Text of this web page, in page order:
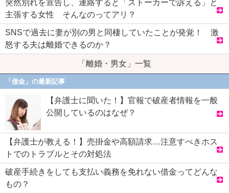
突然別れを宣告し、連絡すると「ストーカーで訴える」と
主張する女性 そんなのってアリ？
SNSで過去に妻が別の男と同棲していたことが発覚！ 激
怒する夫は離婚できるのか？
「離婚・男女」一覧
「借金」の最新記事
【弁護士に聞いた！】官報で破産者情報を一般
公開しているのはなぜ？
【弁護士が教える！】売掛金や高額請求…注意すべきホス
トでのトラブルとその対処法
破産手続きをしても支払い義務を免れない借金ってどんな
もの？